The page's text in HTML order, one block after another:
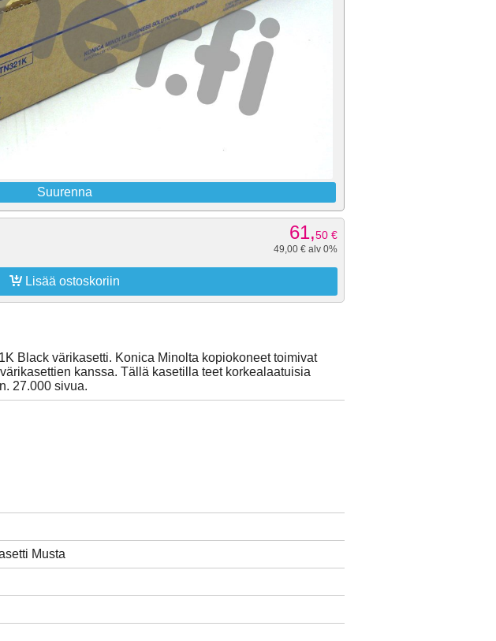
Suurenna
61,50 €
49,00 € alv 0%
 Lisää ostoskoriin
Black värikasetti. Konica Minolta kopiokoneet toimivat
kanssa. Tällä kasetilla teet korkealaatuisia
27.000 sivua.
Musta